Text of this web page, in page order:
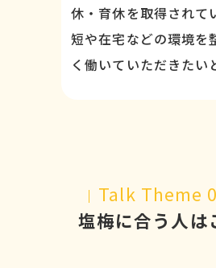
休・育休を取得されて
短や在宅などの環境を
く働いていただきたい
Talk Theme
塩梅に合う人は